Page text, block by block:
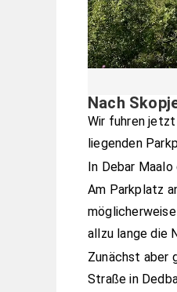
Nach
Wir fuhren
liegenden
In Debar
Am Parkplatz
allzu lange die
Zunächst aber
Straße in